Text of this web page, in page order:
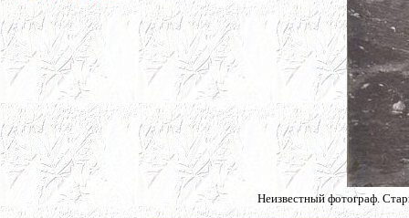
Неизвестный фотограф.